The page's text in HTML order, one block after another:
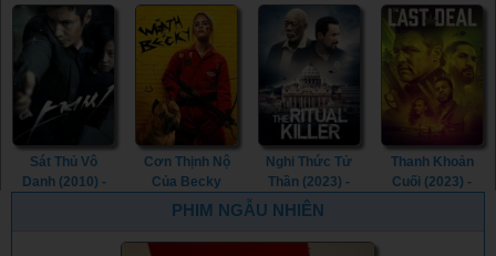
Lotus (2023)
Vong (2023) -
Batman: The
Doom That
Came to
Gotham (2023)
Assassin Club
(2023)
(2022) - ONE
PIECE FILM
RED (2022)
Sát Thủ Vô
Danh (2010) -
Cơn Thịnh Nộ
Của Becky
(2023) - The
(2023)
Nghi Thức Tử
Thần (2023) -
The Ritual Killer
Thanh Khoản
Cuối (2023) -
PHIM NGẪU NHIÊN